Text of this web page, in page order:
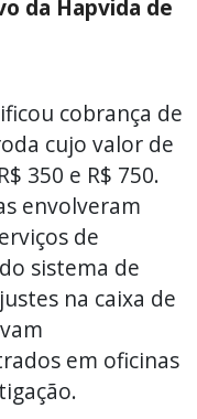
da Hapvida de
cobrança de
cujo valor de
350 e R$ 750.
envolveram
de
sistema de
na caixa de
em oficinas